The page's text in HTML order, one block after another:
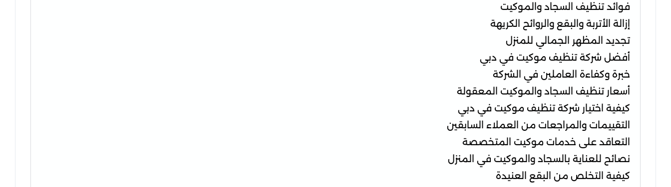
فوائد تنظيف السجاد والموكيت
إزالة الأتربة والبقع والروائح الكريهة
تجديد المظهر الجمالي للمنزل
أفضل شركة تنظيف موكيت في دبي
خبرة وكفاءة العاملين في الشركة
أسعار تنظيف السجاد والموكيت المعقولة
كيفية اختيار شركة تنظيف موكيت في دبي
التقييمات والمراجعات من العملاء السابقين
التعاقد على خدمات موكيت المتخصصة
نصائح للعناية بالسجاد والموكيت في المنزل
كيفية التخلص من البقع العنيدة